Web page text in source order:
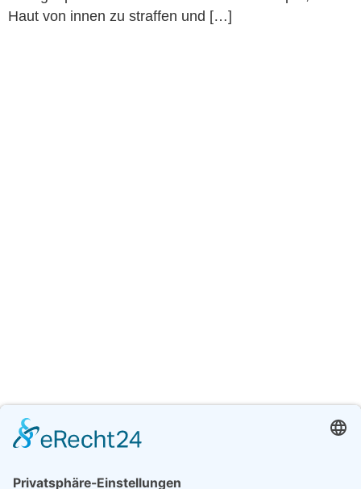
Haut von innen zu straffen und […]
ÖFFNUNGSZEITEN